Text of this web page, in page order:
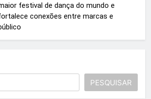
festival de dança do mundo e
conexões entre marcas e
PESQUISAR